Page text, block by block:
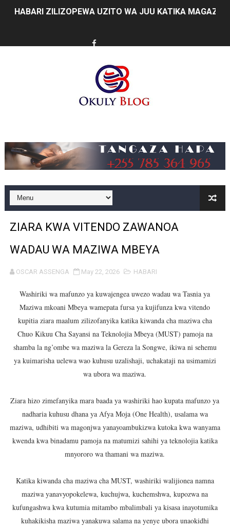
HABARI ZILIZOPEWA UZITO WA JUU KATIKA
TANZANIA KUNUFAIKA NA SH. BILIONI 10 ZA BIASHARA
TIRDO YAJA NA TEKNOLOJIA YA KUPUNGUZA
WAKULIMA, WAFUGAJI, WAVUVI WAPONGEZWA KWA
WMA YAENDELEA KUTOA ELIMU YA VIPIMO SAHIHI
WAMILIKI VITUO VYA KULEA WATOTO WAHIMIZWA
Msajili wa Hazina akutana na kufanya mazungumzo na
MKANDARASI AKAMILISHA AWAMU YA KWANZA YA
SERIKALI KUSHIRIKIANA NA SEKTA BINAFSI KUDHIBITI
BALOZI MBAROUK ASEMA ITALIA INA NAFASI KUBWA
WAZIRI DKT. GWAJIMA AMKABIDHI BAJAJI MPYA PIUS
NISHATI MBADALA 'RAFIKI BRIQUETTES' YAFUNGUA
TBA YAFUNGUA FURSA MPYA ZA UWEKEZAJI KATIKA
TBS YAWAHIMIZA WAJASIRIAMALI KUOMBA ALAMA
NAIBU KATIBU MKUU UJENZI ARIDHISHWA NA
ZIARA KWA VITENDO ZAWANOA
WADAU WA MAZIWA MBEYA
OSCAR ASSENGA May 22, 2026 HABARI
Washiriki wa mafunzo ya kuwajengea uwezo wadau wa Tasnia ya
Maziwa mkoani Mbeya wamepata fursa ya kujifunza kwa vitendo
kupitia ziara maalum zilizofanyika katika kiwanda cha maziwa cha
Chuo Kikuu Cha Sayansi na Teknolojia Mbeya (MUST) pamoja na
shamba la ng’ombe wa maziwa la Gereza la Songwe, ikiwa ni sehemu
ya kuimarisha uelewa wao kuhusu uzalishaji, uchakataji na usimamizi
wa ubora wa maziwa.
Ziara hizo zimefanyika mara baada ya washiriki hao kupata mafunzo ya
nadharia kuhusu dhana ya Afya Moja (One Health), usalama wa
maziwa, udhibiti wa magonjwa yanayoambukizwa kutoka kwa wanyama
kwenda kwa binadamu pamoja na matumizi sahihi ya teknolojia katika
mnyororo wa thamani wa maziwa.
Katika kiwanda cha maziwa cha MUST, washiriki walijionea namna
maziwa yanavyopokelewa, kuchujwa, kuchemshwa, kupozwa na
kufungashwa kwa kutumia mitambo mbalimbali ya kisasa inayotumika
kuhakikisha maziwa yanakuwa salama na yenye ubora unaokidhi